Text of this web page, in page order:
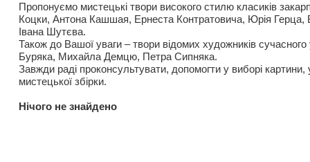
Пропонуємо мистецькі твори високого стилю класиків
Коцки, Антона Кашшая, Ернеста Контратовича, Юрія
Івана Шутєва.
Також до Вашої уваги – твори відомих художників
Буряка, Михайла Демцю, Петра Сипняка.
Завжди раді проконсультувати, допомогти у виборі картини,
мистецької збірки.
Нiчого не знайдено